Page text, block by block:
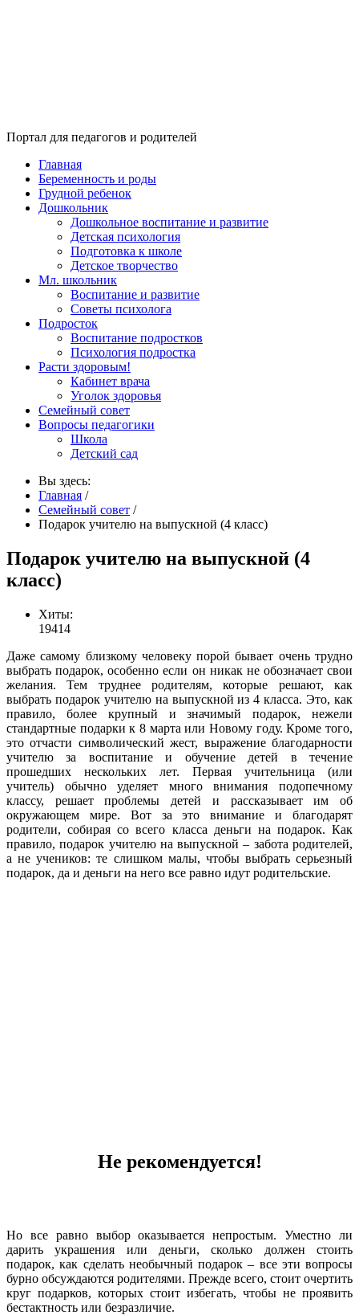
Портал для педагогов и родителей
Главная
Беременность и роды
Грудной ребенок
Дошкольник
Дошкольное воспитание и развитие
Детская психология
Подготовка к школе
Детское творчество
Мл. школьник
Воспитание и развитие
Советы психолога
Подросток
Воспитание подростков
Психология подростка
Расти здоровым!
Кабинет врача
Уголок здоровья
Семейный совет
Вопросы педагогики
Школа
Детский сад
Вы здесь:
Главная /
Семейный совет /
Подарок учителю на выпускной (4 класс)
Подарок учителю на выпускной (4
класс)
Хиты:
19414
Даже самому близкому человеку порой бывает очень трудно
выбрать подарок, особенно если он никак не обозначает свои
желания. Тем труднее родителям, которые решают, как
выбрать подарок учителю на выпускной из 4 класса. Это, как
правило, более крупный и значимый подарок, нежели
стандартные подарки к 8 марта или Новому году. Кроме того,
это отчасти символический жест, выражение благодарности
учителю за воспитание и обучение детей в течение
прошедших нескольких лет. Первая учительница (или
учитель) обычно уделяет много внимания подопечному
классу, решает проблемы детей и рассказывает им об
окружающем мире. Вот за это внимание и благодарят
родители, собирая со всего класса деньги на подарок. Как
правило, подарок учителю на выпускной – забота родителей,
а не учеников: те слишком малы, чтобы выбрать серьезный
подарок, да и деньги на него все равно идут родительские.
Не рекомендуется!
Но все равно выбор оказывается непростым. Уместно ли
дарить украшения или деньги, сколько должен стоить
подарок, как сделать необычный подарок – все эти вопросы
бурно обсуждаются родителями. Прежде всего, стоит очертить
круг подарков, которых стоит избегать, чтобы не проявить
бестактность или безразличие.